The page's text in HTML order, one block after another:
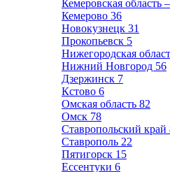
Кемеровская область
Кемерово 36
Новокузнецк 31
Прокопьевск 5
Нижегородская
Нижний Новгород 56
Дзержинск 7
Кстово 6
Омская область 82
Омск 78
Ставропольский край
Ставрополь 22
Пятигорск 15
Ессентуки 6